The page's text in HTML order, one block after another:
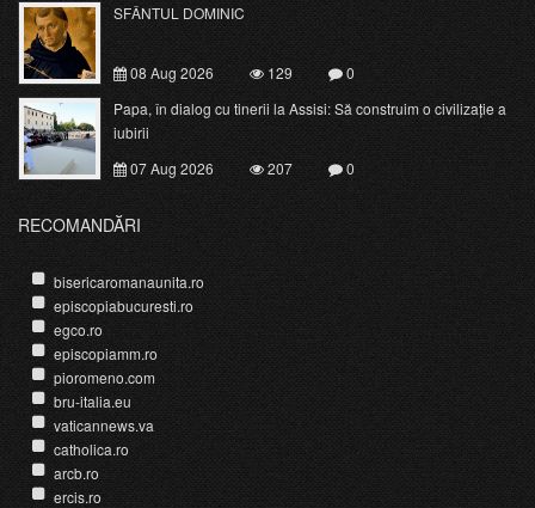
SFÂNTUL DOMINIC
08 Aug 2026 129
0
Papa, în dialog cu tinerii la Assisi: Să construim o civilizație a
iubirii
07 Aug 2026
207 0
RECOMANDĂRI
bisericaromanaunita.ro
episcopiabucuresti.ro
egco.ro
episcopiamm.ro
pioromeno.com
bru-italia.eu
vaticannews.va
catholica.ro
arcb.ro
ercis.ro